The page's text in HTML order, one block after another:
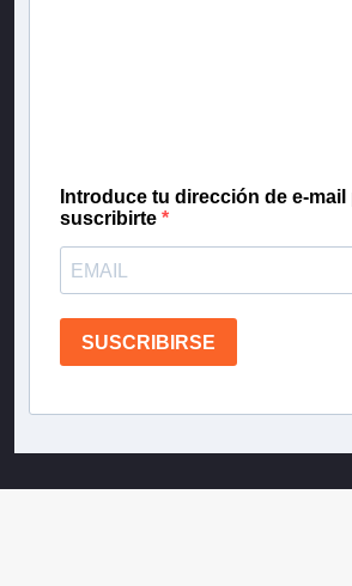
Introduce tu dirección de e-mail
suscribirte
SUSCRIBIRSE